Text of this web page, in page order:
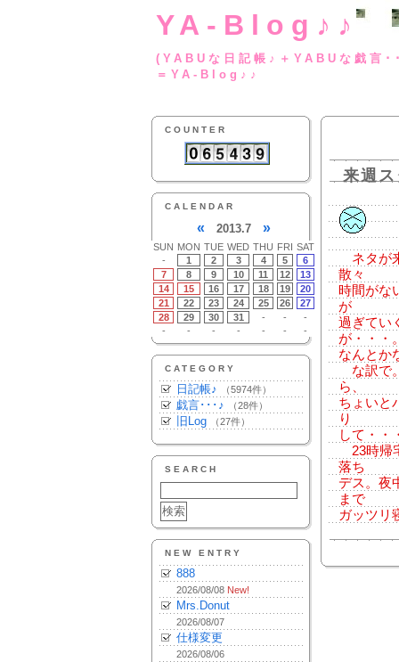
YA-Blog♪♪
(YABUな日記帳♪
＝YA-Blog♪♪
COUNTER
CALENDAR
« 2013.7 »
SUN MON TUE WED THU FRI SAT
-
1 2 3 4 5
6
7
8 9 10 11 12
13
14
15 16 17 18 19
20
21
22 23 24 25 26
27
28
29 30 31 - -
-
-
- - - - - -
CATEGORY
日記帳♪ （5974件）
戯言･･･♪ （28件）
旧Log （27件）
SEARCH
NEW ENTRY
888
2026/08/08 New!
Mrs.Donut
2026/08/07
仕様変更
2026/08/06
来週
ネタが
散々
時間がな
が
過ぎてい
が・・・
なんとか
な訳で
ら、
ちょいと
り
して・・
23時帰
落ち
デス。夜
まで
ガッツリ